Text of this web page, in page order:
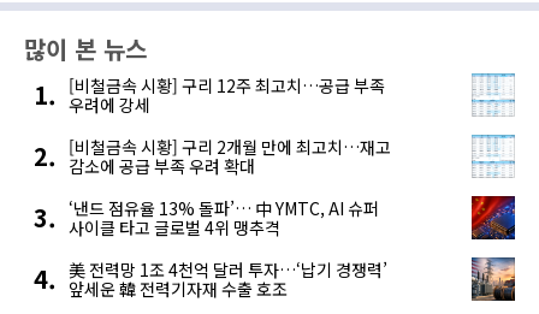
많이 본 뉴스
[비철금속 시황] 구리 12주 최고치…공급 부족
우려에 강세
[비철금속 시황] 구리 2개월 만에 최고치…재고
감소에 공급 부족 우려 확대
‘낸드 점유율 13% 돌파’… 中 YMTC, AI 슈퍼
사이클 타고 글로벌 4위 맹추격
美 전력망 1조 4천억 달러 투자…‘납기 경쟁력’
앞세운 韓 전력기자재 수출 호조